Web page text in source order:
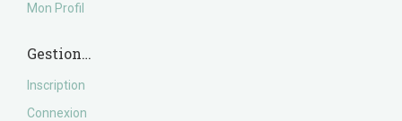
Mon Profil
Gestion…
Inscription
Connexion